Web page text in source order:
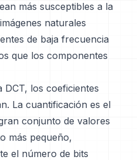
más susceptibles a la
naturales
de baja frecuencia
que los componentes
DCT, los coeficientes
La cuantificación es el
conjunto de valores
más pequeño,
el número de bits